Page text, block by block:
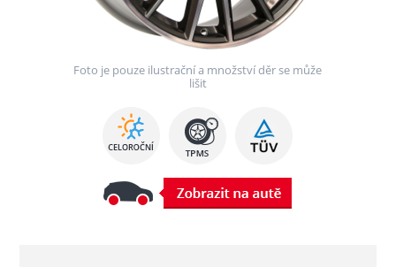
Foto je pouze ilustrační a množství děr se může
lišit